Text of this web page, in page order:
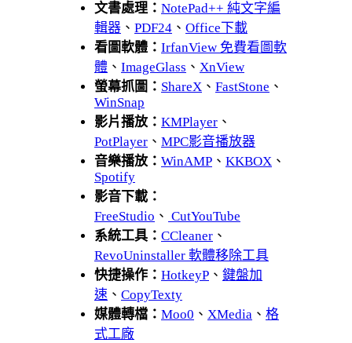
文書處理： NotePad++ 純文字編
輯器 、 PDF24 、 Office下載
看圖軟體： IrfanView 免費看圖軟
體 、 ImageGlass 、 XnView
螢幕抓圖： ShareX 、 FastStone 、
WinSnap
影片播放： KMPlayer 、
PotPlayer 、 MPC影音播放器
音樂播放： WinAMP 、 KKBOX 、
Spotify
影音下載：
FreeStudio 、 CutYouTube
系統工具： CCleaner 、
RevoUninstaller 軟體移除工具
快捷操作： HotkeyP 、 鍵盤加
速 、 CopyTexty
媒體轉檔： Moo0 、 XMedia 、 格
式工廠